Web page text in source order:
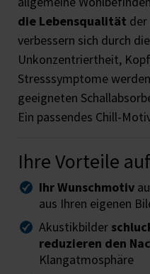
die Lebensqualität
verbessern sich durch
Unkonzentriertheit,
Stresssymptome
geeigneten
Ein passendes Chill-
Ihre Vorteile
Ihr Wunschmotiv
aus Ihren eigenen
Akustikbilder
reduzieren den
Klangatmosphäre